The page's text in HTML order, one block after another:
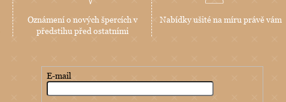
Oznámení o nových špercích v
předstihu před ostatními
Nabídky ušité na míru právě vám
E-mail